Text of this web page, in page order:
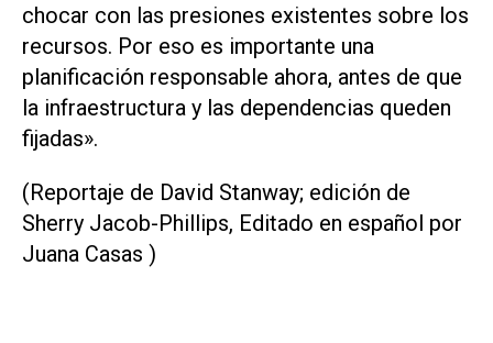
chocar con las presiones existentes ​sobre los
recursos. Por eso es importante una
planificación responsable ahora, antes de que
la infraestructura y las dependencias queden
fijadas».
(Reportaje de David Stanway; edición de
Sherry Jacob-Phillips, Editado en español por
Juana Casas )